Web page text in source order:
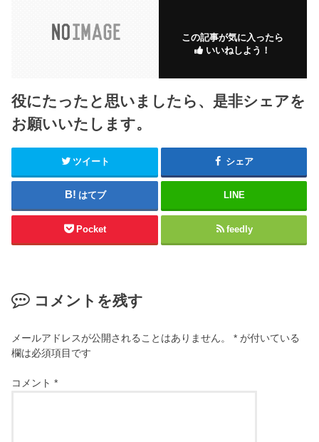
この記事が気に入ったら
いいねしよう！
役にたったと思いましたら、是非シェアを
お願いいたします。
ツイート シェア
はてブ LINE
Pocket feedly
コメントを残す
メールアドレスが公開されることはありません。 * が付いている
欄は必須項目です
コメント*